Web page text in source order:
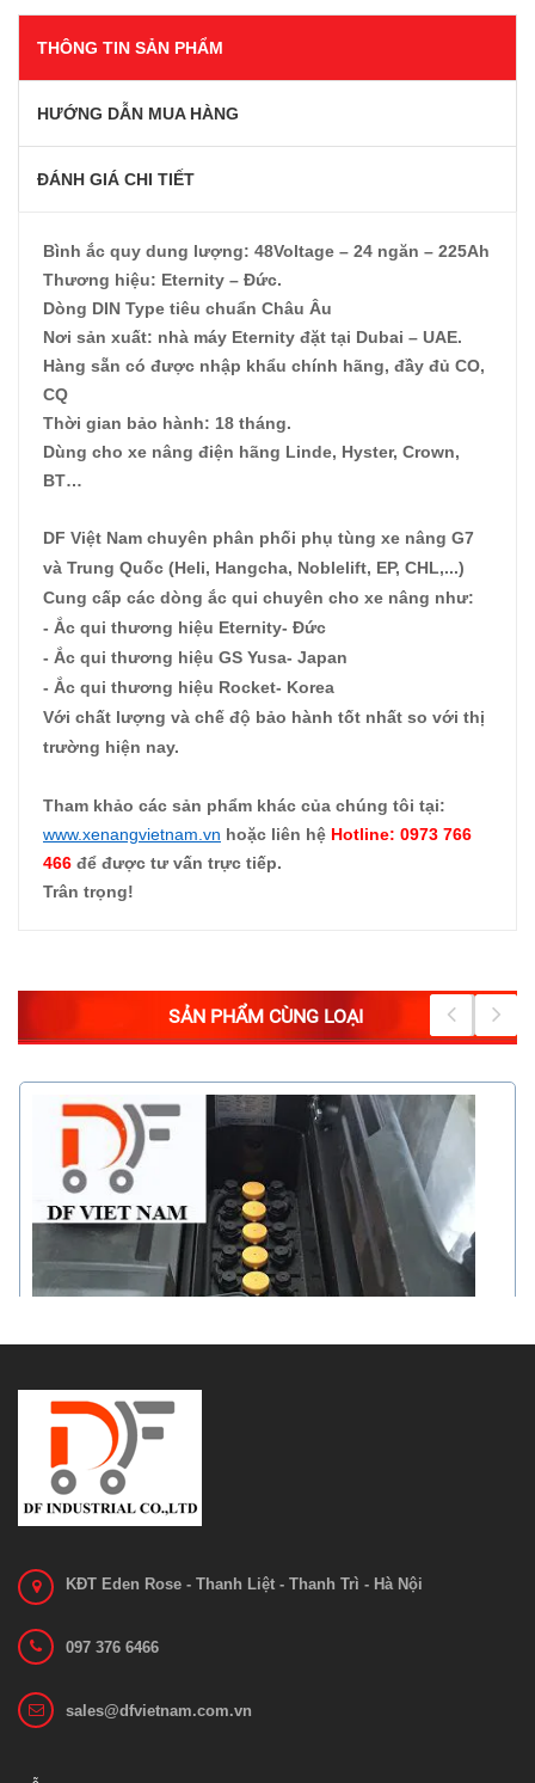
THÔNG TIN SẢN PHẨM
HƯỚNG DẪN MUA HÀNG
ĐÁNH GIÁ CHI TIẾT
Bình ắc quy dung lượng: 48Voltage – 24 ngăn – 225Ah
Thương hiệu: Eternity – Đức.
Dòng DIN Type tiêu chuẩn Châu Âu
Nơi sản xuất: nhà máy Eternity đặt tại Dubai – UAE.
Hàng sẵn có được nhập khẩu chính hãng, đầy đủ CO,
CQ
Thời gian bảo hành: 18 tháng.
Dùng cho xe nâng điện hãng Linde, Hyster, Crown,
BT…
DF Việt Nam chuyên phân phối phụ tùng xe nâng G7
và Trung Quốc (Heli, Hangcha, Noblelift, EP, CHL,...)
Cung cấp các dòng ắc qui chuyên cho xe nâng như:
- Ắc qui thương hiệu Eternity- Đức
- Ắc qui thương hiệu GS Yusa- Japan
- Ắc qui thương hiệu Rocket- Korea
Với chất lượng và chế độ bảo hành tốt nhất so với thị
trường hiện nay.
Tham khảo các sản phẩm khác của chúng tôi tại:
www.xenangvietnam.vn hoặc liên hệ Hotline: 0973 766
466 để được tư vấn trực tiếp.
Trân trọng!
SẢN PHẨM CÙNG LOẠI
KĐT Eden Rose - Thanh Liệt - Thanh Trì - Hà Nội
097 376 6466
sales@dfvietnam.com.vn